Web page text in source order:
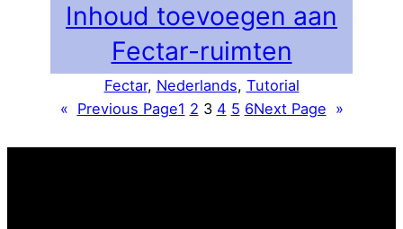
Inhoud toevoegen aan
Fectar-ruimten
Fectar, Nederlands, Tutorial
« Previous Page1 2 3 4 5 6Next Page »